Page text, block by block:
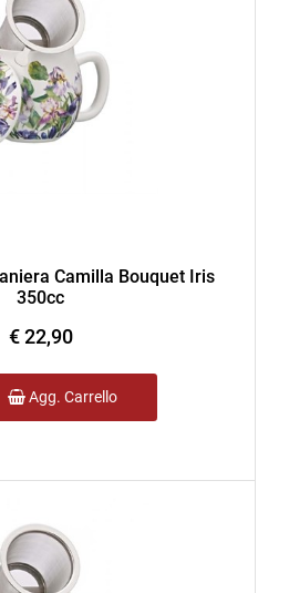
Camilla Bouquet Iris
350cc
€ 22,90
Agg. Carrello